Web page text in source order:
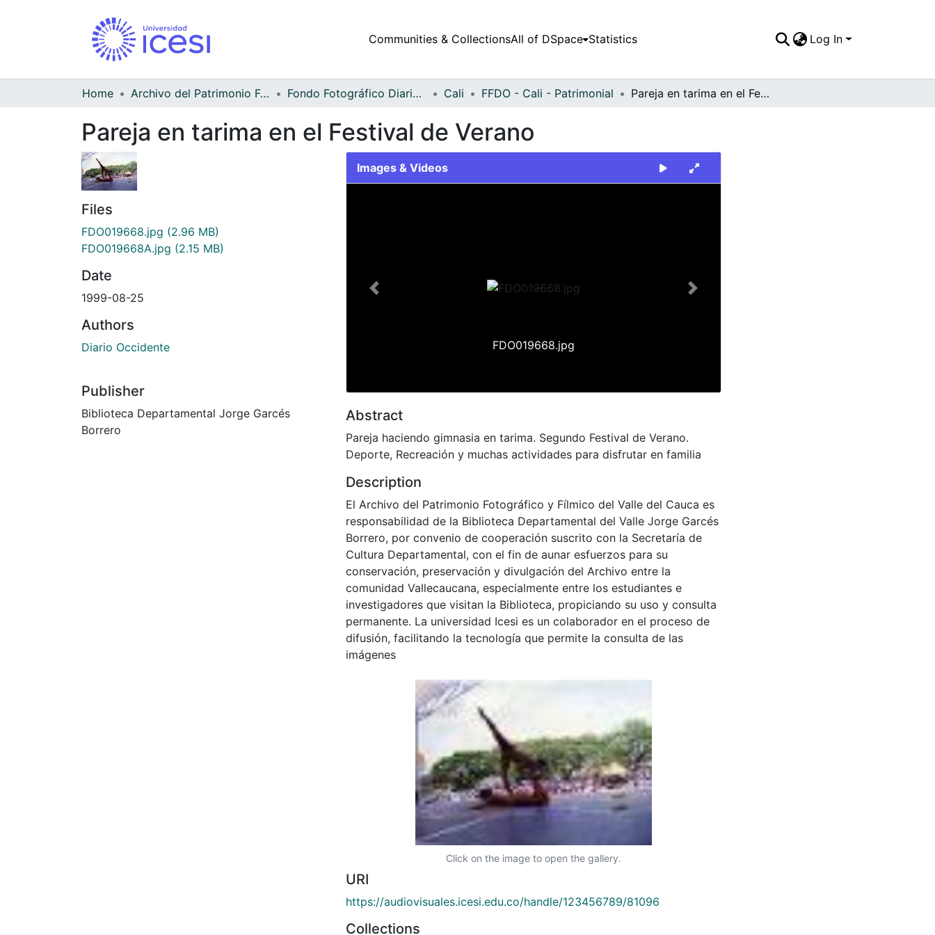
Communities & CollectionsAll of DSpace Statistics Log In
Home Archivo del Patrimonio Fotográfico y Fílmico del Valle del Cauca Fondo Fotográfico Diario Occidente Cali FFDO - Cali - Patrimonial Pareja en tarima en el Festival de Verano
Pareja en tarima en el Festival de Verano
Files
FDO019668.jpg (2.96 MB)
FDO019668A.jpg (2.15 MB)
Date
1999-08-25
Authors
Diario Occidente
Publisher
Biblioteca Departamental Jorge Garcés
Borrero
Images & Videos
FDO019668.jpg
Previous Next
Abstract
Pareja haciendo gimnasia en tarima. Segundo Festival de Verano.
Deporte, Recreación y muchas actividades para disfrutar en familia
Description
El Archivo del Patrimonio Fotográfico y Fílmico del Valle del Cauca es
responsabilidad de la Biblioteca Departamental del Valle Jorge Garcés
Borrero, por convenio de cooperación suscrito con la Secretaría de
Cultura Departamental, con el fin de aunar esfuerzos para su
conservación, preservación y divulgación del Archivo entre la
comunidad Vallecaucana, especialmente entre los estudiantes e
investigadores que visitan la Biblioteca, propiciando su uso y consulta
permanente. La universidad Icesi es un colaborador en el proceso de
difusión, facilitando la tecnología que permite la consulta de las
imágenes
Click on the image to open the gallery.
URI
https://audiovisuales.icesi.edu.co/handle/123456789/81096
Collections